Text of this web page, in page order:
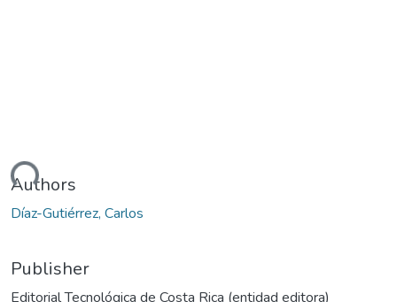
Authors
Díaz-Gutiérrez, Carlos
Publisher
Editorial Tecnológica de Costa Rica (entidad editora)